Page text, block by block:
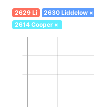
2629 Li 2630 Liddelow ×
2614 Cooper×